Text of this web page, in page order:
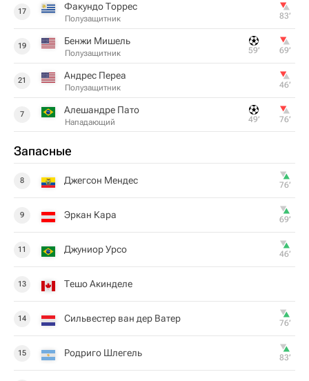
17 Факундо Торрес
Полузащитник 83‎’‎
19 Бенжи Мишель
Полузащитник 59‎’‎ 69‎’‎
21 Андрес Переа
Полузащитник 46‎’‎
7 Алешандре Пато
Нападающий 49‎’‎ 76‎’‎
Запасные
8 Джегсон Мендес 76‎’‎
9 Эркан Кара 69‎’‎
11 Джуниор Урсо 46‎’‎
13 Тешо Акинделе
14 Сильвестер ван дер Ватер 76‎’‎
15 Родриго Шлегель 83‎’‎